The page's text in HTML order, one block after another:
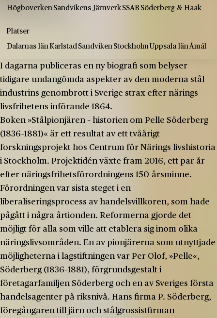
Högboverken Sandvikens Järnverk SSAB Söderberg & Haak
Platser
Dalarnas län Karlstad Sandviken Stockholm Uppsala länÅmål
I dagarna publiceras en ny biografi som belyser
tidigare undangömda aspekter av den moderna stål
industrins genombrott i Sverige strax efter närings
livsfrihetens införande 1864.
Boken »Stålpionjären – historien om Pelle Söderberg
(1836–1881)« är ett resultat av ett tvåårigt
forskningsprojekt hos Centrum för Närings livshistoria
i Stockholm. Projektidén växte fram 2016, ett par år
efter näringsfrihetsförordningens 150-­årsminne.
Förordningen var sista steget i en
liberaliseringsprocess av handelsvillkoren, som hade
pågått i några årtionden. Reformerna gjorde det
möjligt för alla som ville att etablera sig inom olika
näringslivsområden. En av pionjärerna som utnyttjade
möjligheterna i lagstiftningen var Per Olof, »Pelle«,
Söderberg (1836–1881), förgrundsgestalt i
företagarfamiljen Söderberg och en av Sveriges första
handelsagenter på riksnivå. Hans firma P. Söderberg,
föregångaren till järn­ och stålgrossistfirman